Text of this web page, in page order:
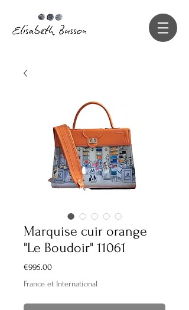
Marquise cuir orange
"Le Boudoir" 11061
€995.00Price
France et International